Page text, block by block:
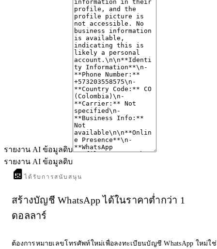
The profile picture is not accessible, which could indicate privacy
settings or a potential issue with the account.
รายงาน AI ข้อมูลดิบ
รายงาน AI ข้อมูลดิบ
ได้รับการสนับสนุน
สร้างบัญชี WhatsApp ได้ในราคาต่ำกว่า 1
ดอลลาร์
ต้องการหมายเลขโทรศัพท์ใหม่เพื่อลงทะเบียนบัญชี WhatsApp ใหม่ใช่